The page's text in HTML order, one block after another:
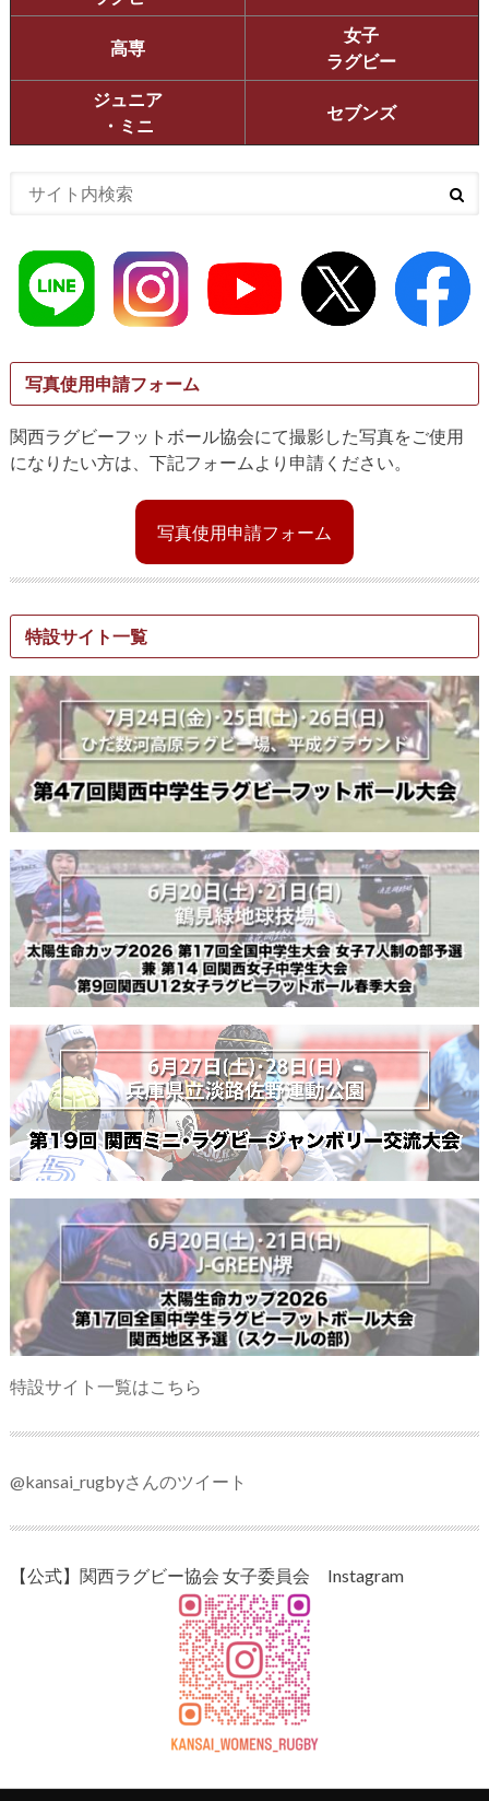
高専
女子
ラグビー
ジュニア
・ミニ
セブンズ
写真使用申請フォーム
関西ラグビーフットボール協会にて撮影した写真をご使用
になりたい方は、下記フォームより申請ください。
写真使用申請フォーム
特設サイト一覧
特設サイト一覧はこちら
@kansai_rugbyさんのツイート
【公式】関西ラグビー協会 女子委員会 Instagram